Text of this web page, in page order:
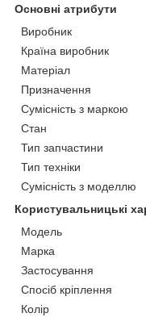
Основні атрибути
Виробник
Країна виробник
Матеріал
Призначення
Сумісність з маркою
Стан
Тип запчастини
Тип техніки
Сумісність з моделлю
Користувальницькі
Мoдель
Марка
Застосування
Спосіб кріплення
Колір